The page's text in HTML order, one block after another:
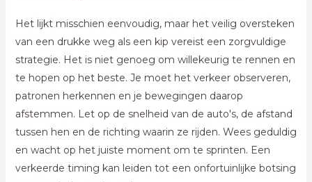
Het lijkt misschien eenvoudig, maar het veilig oversteken
van een drukke weg als een kip vereist een zorgvuldige
strategie. Het is niet genoeg om willekeurig te rennen en
te hopen op het beste. Je moet het verkeer observeren,
patronen herkennen en je bewegingen daarop
afstemmen. Let op de snelheid van de auto's, de afstand
tussen hen en de richting waarin ze rijden. Wees geduldig
en wacht op het juiste moment om te sprinten. Een
verkeerde timing kan leiden tot een onfortuinlijke botsing